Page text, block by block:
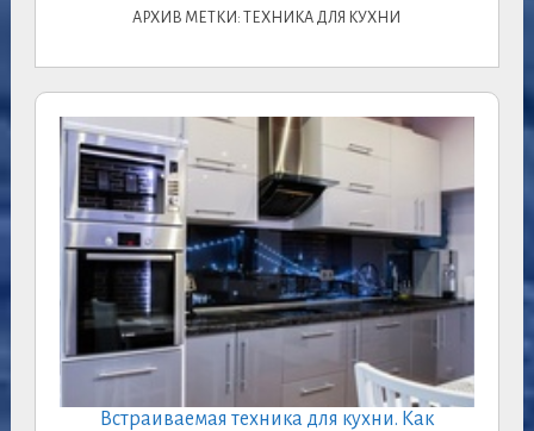
АРХИВ МЕТКИ: ТЕХНИКА ДЛЯ КУХНИ
Встраиваемая техника для кухни. Как